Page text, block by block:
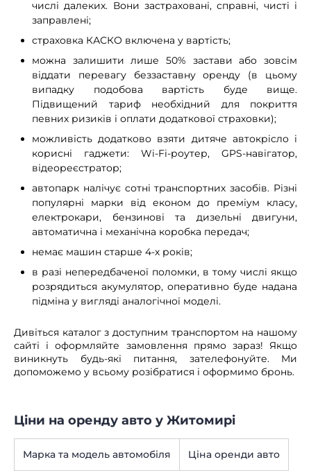
числі далеких. Вони застраховані, справні, чисті і
заправлені;
страховка КАСКО включена у вартість;
можна залишити лише 50% застави або зовсім
віддати перевагу беззаставну оренду (в цьому
випадку подобова вартість буде вище.
Підвищений тариф необхідний для покриття
певних ризиків і оплати додаткової страховки);
можливість додатково взяти дитяче автокрісло і
корисні гаджети: Wi-Fi-роутер, GPS-навігатор,
відеореєстратор;
автопарк налічує сотні транспортних засобів. Різні
популярні марки від економ до преміум класу,
електрокари, бензинові та дизельні двигуни,
автоматична і механічна коробка передач;
немає машин старше 4-х років;
в разі непередбаченої поломки, в тому числі якщо
розрядиться акумулятор, оперативно буде надана
підміна у вигляді аналогічної моделі.
Дивіться каталог з доступним транспортом на нашому
сайті і оформляйте замовлення прямо зараз! Якщо
виникнуть будь-які питання, зателефонуйте. Ми
допоможемо у всьому розібратися і оформимо бронь.
Ціни на оренду авто у Житомирі
Марка та модель автомобіля Ціна оренди авто